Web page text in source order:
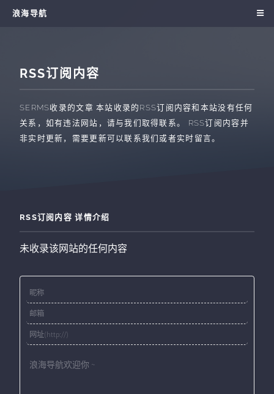
浪海导航
RSS订阅内容
SERMS收录的文章 本站收录的RSS订阅内容和本站没有任何
关系，如有违法网站，请与我们取得联系。 RSS订阅内容并
非实时更新，需要更新可以联系我们或者实时留言。
RSS订阅内容 详情介绍
未收录该网站的任何内容